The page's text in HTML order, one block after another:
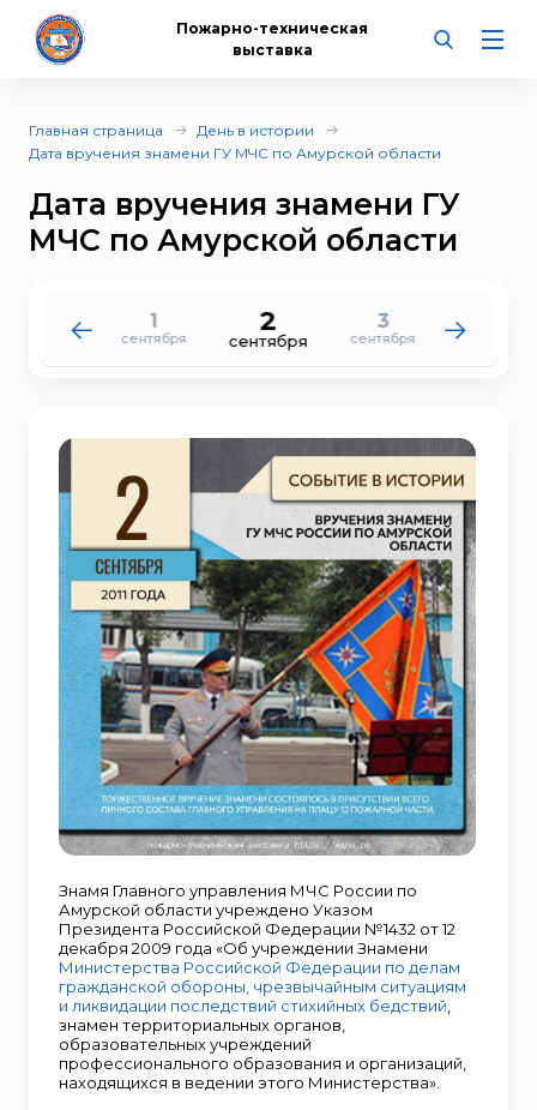
Пожарно-техническая
выставка
Главная страница
День в истории
Дата вручения знамени ГУ МЧС по Амурской области
Дата вручения знамени ГУ
МЧС по Амурской области
1
сентября
2
сентября
3
сентября
Знамя Главного управления МЧС России по
Амурской области учреждено Указом
Президента Российской Федерации №1432 от 12
декабря 2009 года «Об учреждении Знамени
Министерства Российской Федерации по делам
гражданской обороны, чрезвычайным ситуациям
и ликвидации последствий стихийных бедствий
знамен территориальных органов,
образовательных учреждений
профессионального образования и организаций,
находящихся в ведении этого Министерства».